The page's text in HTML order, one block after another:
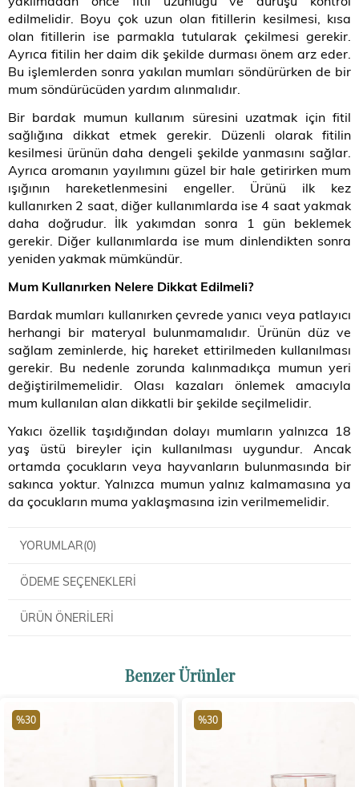
edilmelidir. Boyu çok uzun olan fitillerin kesilmesi, kısa
olan fitillerin ise parmakla tutularak çekilmesi gerekir.
Ayrıca fitilin her daim dik şekilde durması önem arz eder.
Bu işlemlerden sonra yakılan mumları söndürürken de bir
mum söndürücüden yardım alınmalıdır.
Bir bardak mumun kullanım süresini uzatmak için fitil
sağlığına dikkat etmek gerekir. Düzenli olarak fitilin
kesilmesi ürünün daha dengeli şekilde yanmasını sağlar.
Ayrıca aromanın yayılımını güzel bir hale getirirken mum
ışığının hareketlenmesini engeller. Ürünü ilk kez
kullanırken 2 saat, diğer kullanımlarda ise 4 saat yakmak
daha doğrudur. İlk yakımdan sonra 1 gün beklemek
gerekir. Diğer kullanımlarda ise mum dinlendikten sonra
yeniden yakmak mümkündür.
Mum Kullanırken Nelere Dikkat Edilmeli?
Bardak mumları kullanırken çevrede yanıcı veya patlayıcı
herhangi bir materyal bulunmamalıdır. Ürünün düz ve
sağlam zeminlerde, hiç hareket ettirilmeden kullanılması
gerekir. Bu nedenle zorunda kalınmadıkça mumun yeri
değiştirilmemelidir. Olası kazaları önlemek amacıyla
mum kullanılan alan dikkatli bir şekilde seçilmelidir.
Yakıcı özellik taşıdığından dolayı mumların yalnızca 18
yaş üstü bireyler için kullanılması uygundur. Ancak
ortamda çocukların veya hayvanların bulunmasında bir
sakınca yoktur. Yalnızca mumun yalnız kalmamasına ya
da çocukların muma yaklaşmasına izin verilmemelidir.
YORUMLAR(0)
ÖDEME SEÇENEKLERI
ÜRÜN ÖNERILERI
Benzer Ürünler
%30 %30